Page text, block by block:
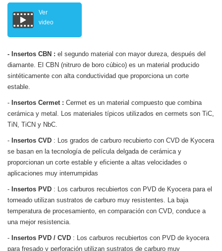
Ver
video
- Insertos CBN : el segundo material con mayor dureza, después del
diamante. El CBN (nitruro de boro cúbico) es un material producido
sintéticamente con alta conductividad que proporciona un corte
estable.
- Insertos Cermet : Cermet es un material compuesto que combina
cerámica y metal. Los materiales típicos utilizados en cermets son TiC,
TiN, TiCN y NbC.
- Insertos CVD : Los grados de carburo recubierto con CVD de Kyocera
se basan en la tecnología de película delgada de cerámica y
proporcionan un corte estable y eficiente a altas velocidades o
aplicaciones muy interrumpidas
- Insertos PVD : Los carburos recubiertos con PVD de Kyocera para el
torneado utilizan sustratos de carburo muy resistentes. La baja
temperatura de procesamiento, en comparación con CVD, conduce a
una mejor resistencia.
- Insertos PVD / CVD : Los carburos recubiertos con PVD de kyocera
para fresado y perforación utilizan sustratos de carburo muy